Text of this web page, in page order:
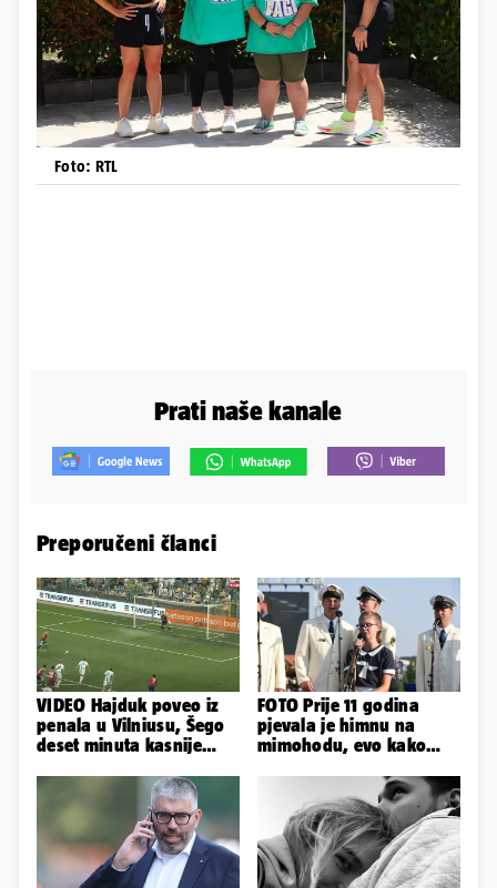
Foto: RTL
Prati naše kanale
Preporučeni članci
VIDEO Hajduk poveo iz
penala u Vilniusu, Šego
deset minuta kasnije
FOTO Prije 11 godina
pjevala je himnu na
mimohodu, evo kako